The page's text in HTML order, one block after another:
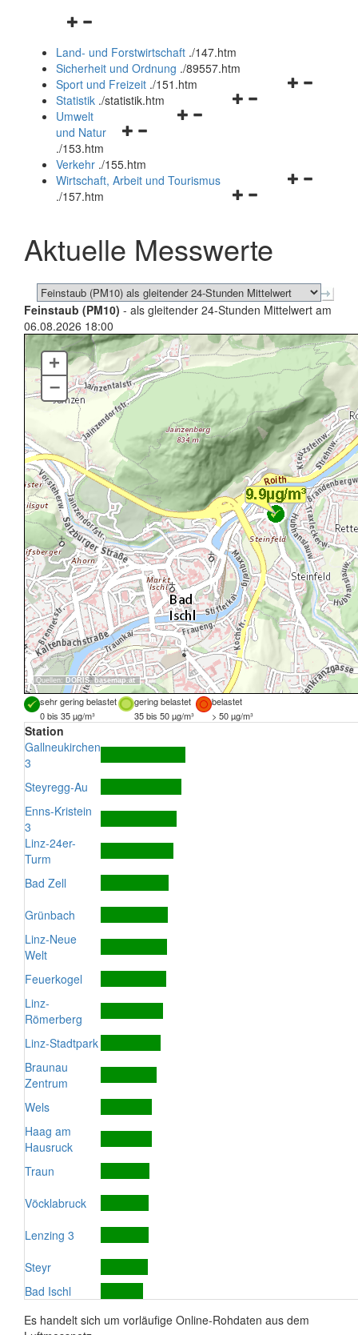
Navigationsmenü
und
schließen
Land- und Forstwirtschaft ./147.htm
Sicherheit und Ordnung ./89557.htm
Navigationsmenü
Sport und Freizeit ./151.htm
Navigationsmenü
Statistik ./statistik.htm
Navigationsmenü
und
schließen
Umwelt
und Natur
./153.htm
Verkehr ./155.htm
Navigationsmenü
schließen
Wirtschaft, Arbeit und Tourismus
./157.htm
Aktuelle Messwerte
Feinstaub (PM10) - als gleitender 24-Stunden Mittelwert am
06.08.2026 18:00
Quellen: DORIS, basemap.at
+
–
sehr gering belastet gering belastet
belastet
0 bis 35 µg/m³
35 bis 50 µg/m³ > 50 µg/m³
Station
Gallneukirchen
3
Steyregg-Au
Enns-Kristein
3
Linz-24er-
Turm
Bad Zell
Grünbach
Linz-Neue
Welt
Feuerkogel
Linz-
Römerberg
Linz-Stadtpark
Braunau
Zentrum
Wels
Haag am
Hausruck
Traun
Vöcklabruck
Lenzing 3
Steyr
Bad Ischl
Es handelt sich um vorläufige Online-Rohdaten aus dem